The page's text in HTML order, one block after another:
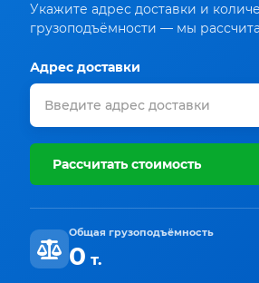
Укажите адрес доставки и
грузоподъёмности — мы
Адрес доставки
Рассчитать стоимость
Общая грузоподъёмность
0 т.